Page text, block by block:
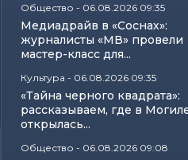
Общество - 06.08.2026 09:35
Медиадрайв в «Соснах»:
журналисты «МВ» провели
мастер-класс для...
Культура - 06.08.2026 09:35
«Тайна черного квадрата»:
рассказываем, где в
открылась...
Общество - 06.08.2026 09:08